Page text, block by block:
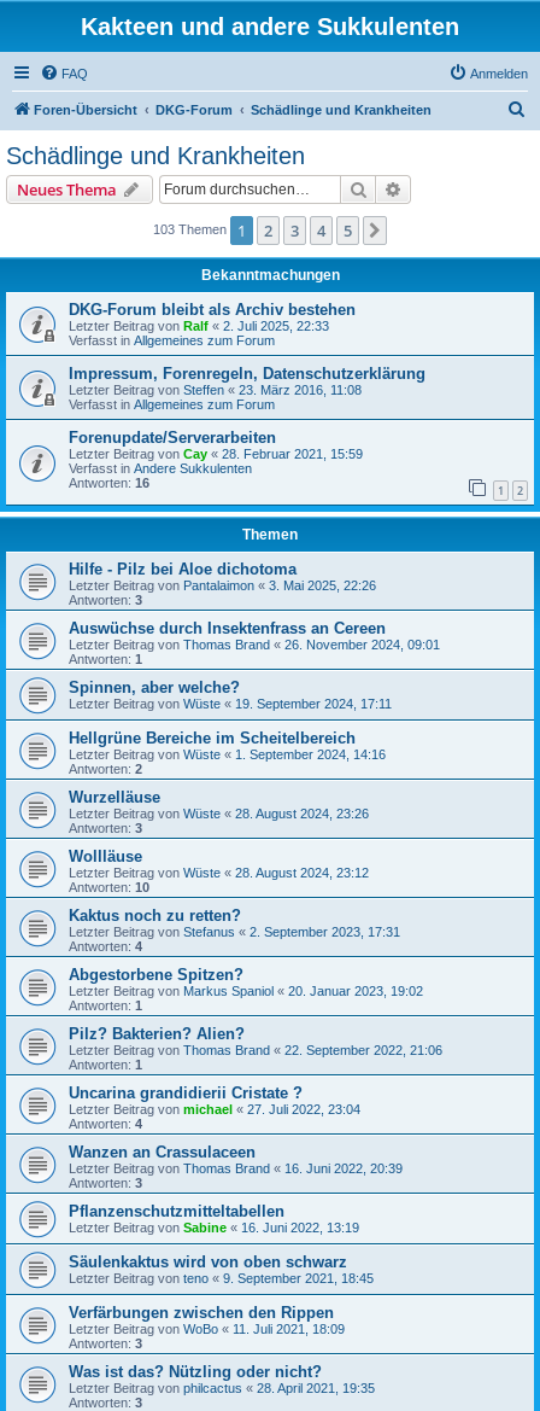
Kakteen und andere Sukkulenten
FAQ Anmelden
Foren-Übersicht DKG-Forum Schädlinge und Krankheiten
Schädlinge und Krankheiten
Neues Thema Suche
103 Themen 1 2 3 4 5
Bekanntmachungen
DKG-Forum bleibt als Archiv bestehen
Letzter Beitrag von Ralf « 2. Juli 2025, 22:33
Verfasst in Allgemeines zum Forum
Impressum, Forenregeln, Datenschutzerklärung
Letzter Beitrag von Steffen « 23. März 2016, 11:08
Verfasst in Allgemeines zum Forum
Forenupdate/Serverarbeiten
Letzter Beitrag von Cay « 28. Februar 2021, 15:59
Verfasst in Andere Sukkulenten
Antworten: 16 1 2
Themen
Hilfe - Pilz bei Aloe dichotoma
Letzter Beitrag von Pantalaimon « 3. Mai 2025, 22:26
Antworten: 3
Auswüchse durch Insektenfrass an Cereen
Letzter Beitrag von Thomas Brand « 26. November 2024, 09:01
Antworten: 1
Spinnen, aber welche?
Letzter Beitrag von Wüste « 19. September 2024, 17:11
Hellgrüne Bereiche im Scheitelbereich
Letzter Beitrag von Wüste « 1. September 2024, 14:16
Antworten: 2
Wurzelläuse
Letzter Beitrag von Wüste « 28. August 2024, 23:26
Antworten: 3
Wollläuse
Letzter Beitrag von Wüste « 28. August 2024, 23:12
Antworten: 10
Kaktus noch zu retten?
Letzter Beitrag von Stefanus « 2. September 2023, 17:31
Antworten: 4
Abgestorbene Spitzen?
Letzter Beitrag von Markus Spaniol « 20. Januar 2023, 19:02
Antworten: 1
Pilz? Bakterien? Alien?
Letzter Beitrag von Thomas Brand « 22. September 2022, 21:06
Antworten: 1
Uncarina grandidierii Cristate ?
Letzter Beitrag von michael « 27. Juli 2022, 23:04
Antworten: 4
Wanzen an Crassulaceen
Letzter Beitrag von Thomas Brand « 16. Juni 2022, 20:39
Antworten: 3
Pflanzenschutzmitteltabellen
Letzter Beitrag von Sabine « 16. Juni 2022, 13:19
Säulenkaktus wird von oben schwarz
Letzter Beitrag von teno « 9. September 2021, 18:45
Verfärbungen zwischen den Rippen
Letzter Beitrag von WoBo « 11. Juli 2021, 18:09
Antworten: 3
Was ist das? Nützling oder nicht?
Letzter Beitrag von philcactus « 28. April 2021, 19:35
Antworten: 3